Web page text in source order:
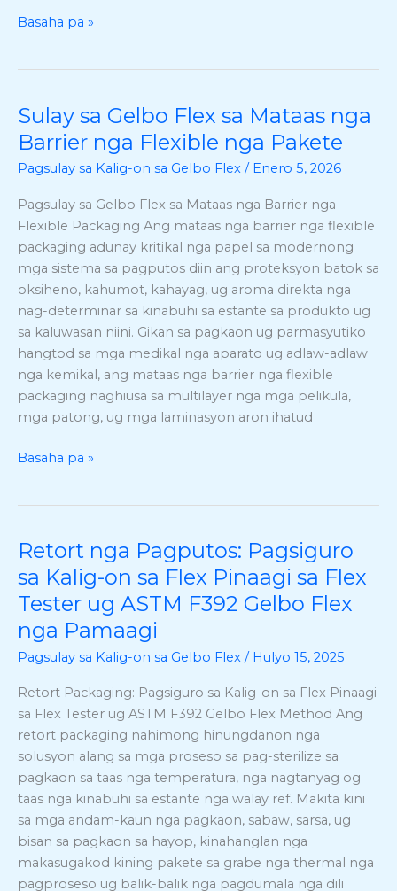
Basaha pa »
Sulay sa Gelbo Flex sa Mataas nga
Barrier nga Flexible nga Pakete
Pagsulay sa Kalig-on sa Gelbo Flex / Enero 5, 2026
Pagsulay sa Gelbo Flex sa Mataas nga Barrier nga
Flexible Packaging Ang mataas nga barrier nga flexible
packaging adunay kritikal nga papel sa modernong
mga sistema sa pagputos diin ang proteksyon batok sa
oksiheno, kahumot, kahayag, ug aroma direkta nga
nag-determinar sa kinabuhi sa estante sa produkto ug
sa kaluwasan niini. Gikan sa pagkaon ug parmasyutiko
hangtod sa mga medikal nga aparato ug adlaw-adlaw
nga kemikal, ang mataas nga barrier nga flexible
packaging naghiusa sa multilayer nga mga pelikula,
mga patong, ug mga laminasyon aron ihatud
Sulay
sa
Gelbo
Flex
sa
Mataas
Barrier
nga
Flexible
nga
Pakete
Basaha pa »
Retort nga Pagputos: Pagsiguro
sa Kalig-on sa Flex Pinaagi sa Flex
Tester ug ASTM F392 Gelbo Flex
nga Pamaagi
Pagsulay sa Kalig-on sa Gelbo Flex / Hulyo 15, 2025
Retort Packaging: Pagsiguro sa Kalig-on sa Flex Pinaagi
sa Flex Tester ug ASTM F392 Gelbo Flex Method Ang
retort packaging nahimong hinungdanon nga
solusyon alang sa mga proseso sa pag-sterilize sa
pagkaon sa taas nga temperatura, nga nagtanyag og
taas nga kinabuhi sa estante nga walay ref. Makita kini
sa mga andam-kaun nga pagkaon, sabaw, sarsa, ug
bisan sa pagkaon sa hayop, kinahanglan nga
makasugakod kining pakete sa grabe nga thermal nga
pagproseso ug balik-balik nga pagdumala nga dili
Retort
Pagputos:
Pagsiguro
sa
Kalig-
sa
Flex
Pinaagi
sa
Flex
Tester
ug
ASTM
F392
Gelbo